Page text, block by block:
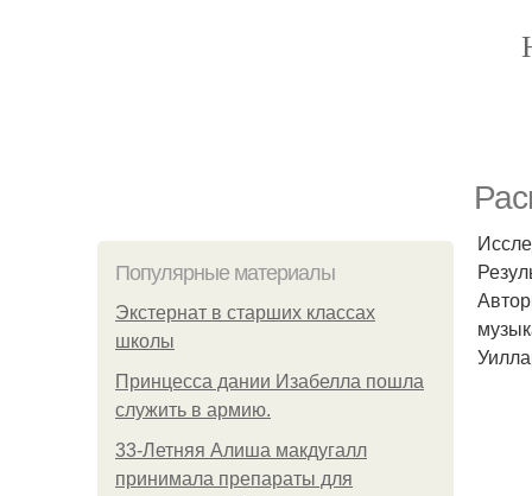
Популярные материалы
Экстернат в старших классах
школы
Принцесса дании Изабелла пошла
служить в армию.
33-Летняя Алиша макдугалл
принимала препараты для